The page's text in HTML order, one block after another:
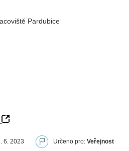
Pardubice
6. 2023 Určeno pro:Veřejnost